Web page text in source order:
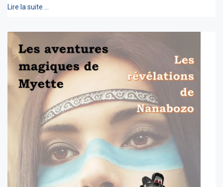
Lire la suite …